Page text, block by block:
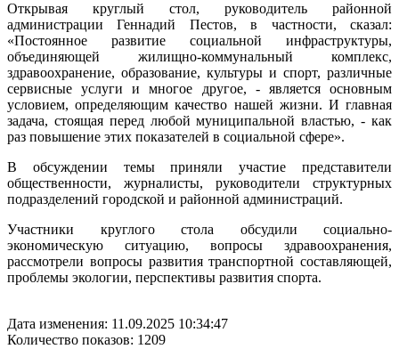
Открывая круглый стол, руководитель районной
администрации Геннадий Пестов, в частности, сказал:
«Постоянное развитие социальной инфраструктуры,
объединяющей жилищно-коммунальный комплекс,
здравоохранение, образование, культуры и спорт, различные
сервисные услуги и многое другое, - является основным
условием, определяющим качество нашей жизни. И главная
задача, стоящая перед любой муниципальной властью, - как
раз повышение этих показателей в социальной сфере».
В обсуждении темы приняли участие представители
общественности, журналисты, руководители структурных
подразделений городской и районной администраций.
Участники круглого стола обсудили социально-
экономическую ситуацию, вопросы здравоохранения,
рассмотрели вопросы развития транспортной составляющей,
проблемы экологии, перспективы развития спорта.
Дата изменения: 11.09.2025 10:34:47
Количество показов: 1209